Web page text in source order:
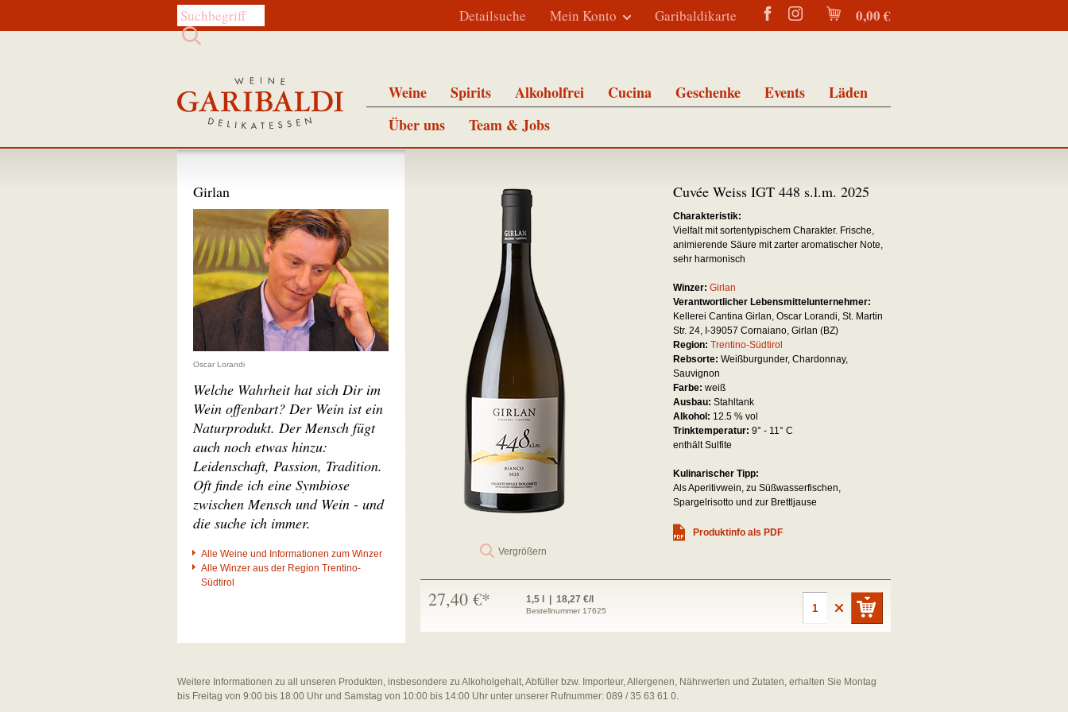
Diese Website durchsuchen: 0,00 €
Garibaldikarte
Mein Konto
Detailsuche
Weine Spirits Alkoholfrei Cucina Geschenke Events
Läden
Über uns
Team & Jobs
Vergrößern
Cuvée Weiss IGT 448 s.l.m. 2025
Charakteristik:
Vielfalt mit sortentypischem Charakter. Frische,
animierende Säure mit zarter aromatischer Note,
sehr harmonisch
Winzer: Girlan
Verantwortlicher Lebensmittelunternehmer:
Kellerei Cantina Girlan, Oscar Lorandi, St. Martin
Str. 24, I-39057 Cornaiano, Girlan (BZ)
Region: Trentino-Südtirol
Rebsorte: Weißburgunder, Chardonnay,
Sauvignon
Farbe: weiß
Ausbau: Stahltank
Alkohol: 12.5 % vol
Trinktemperatur: 9° - 11° C
enthält Sulfite
Kulinarischer Tipp:
Als Aperitivwein, zu Süßwasserfischen,
Spargelrisotto und zur Brettljause
Produktinfo als PDF
27,40 €* 1,5 l | 18,27 €/l
Bestellnummer 17625
Girlan
Oscar Lorandi
Welche Wahrheit hat sich Dir im
Wein offenbart? Der Wein ist ein
Naturprodukt. Der Mensch fügt
auch noch etwas hinzu:
Leidenschaft, Passion, Tradition.
Oft finde ich eine Symbiose
zwischen Mensch und Wein - und
die suche ich immer.
Alle Weine und Informationen zum Winzer
Alle Winzer aus der Region Trentino-
Südtirol
Weitere Informationen zu all unseren Produkten, insbesondere zu Alkoholgehalt, Abfüller bzw. Importeur, Allergenen, Nährwerten und Zutaten, erhalten Sie Montag
bis Freitag von 9:00 bis 18:00 Uhr und Samstag von 10:00 bis 14:00 Uhr unter unserer Rufnummer: 089 / 35 63 61 0.